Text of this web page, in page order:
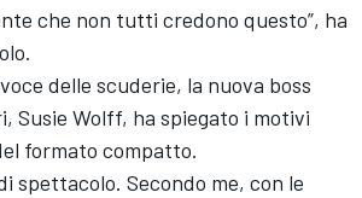
che non tutti credono questo”, ha
delle scuderie, la nuova boss
, Susie Wolff, ha spiegato i motivi
formato compatto.
spettacolo. Secondo me, con le